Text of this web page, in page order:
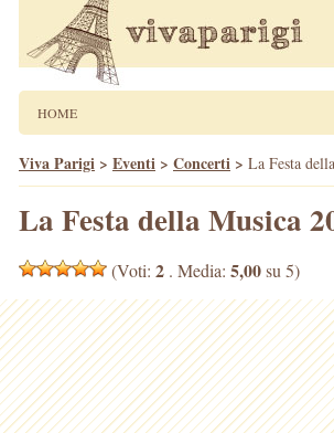
HOME
Viva Parigi > Eventi > Concerti > La Festa
La Festa della Musica
(Voti: 2 . Media: 5,00su 5)